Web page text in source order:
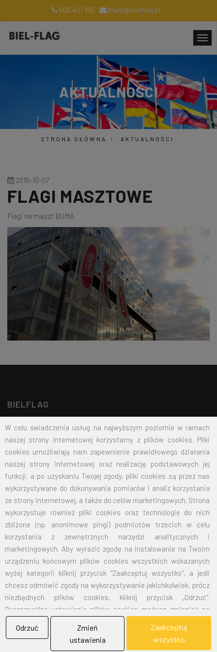
W celu świadczenia usług na najwyższym poziomie w ramach
naszej strony internetowej korzystamy z plików cookies. Pliki
cookies umożliwiają nam zapewnienie prawidłowego działania
naszej strony internetowej oraz realizację podstawowych jej
funkcji, a po uzyskaniu Twojej zgody, pliki cookies są przez nas
wykorzystywane do dokonywania pomiarów i analiz korzystania
ze strony internetowej, a także do celów marketingowych. Strona
wykorzystuje również pliki cookies oraz technologie do nich
zbliżone (np. anonimowe pingi) podmiotów trzecich w celu
korzystania z zewnętrznych narzędzi analitycznych i
marketingowych. Aby wyrazić zgodę na instalowanie na Twoim
urządzeniu końcowym plików cookies wszystkich wskazanych
wyżej kategorii kliknij przycisk "Zaakceptuj wszystko", a jeśli
chcesz odmówić zgody na wykorzystywanie jakichkolwiek, prócz
niezbędnych plików cookies, kliknij przycisk „Odrzuć”.
Poszczególne ustawienia plików cookies możesz zmieniać po
odpowiadają Twoim preferencjom, aby wyrazić zgodę na
instalowanie plików cookies na Twoim urządzeniu końcowym w
Odrzuć
Zmień
ustawienia
Zaakceptuj
wszystko
600 421 190 biuro@bielflag.pl
AKTUALNOŚCI
STRONA GŁÓWNA AKTUALNOŚCI
2015-10-07
FLAGI MASZTOWE
Flagi na maszt BUMA
BIELFLAG
BIEL - FLAG
Flagi, Bandery, Reklamy Sp. z o.o.
jest firmą plasującą swoją działalność w segmencie rynku
zajmowanym przez usługi reklamowe i promocyjne.
SKONTAKTUJ SIĘ Z NAMI
Adres: 43-300 Bielsko-Biała ul. gen. St. Maczka 9
Email: biuro@bielflag.pl
600 421 190